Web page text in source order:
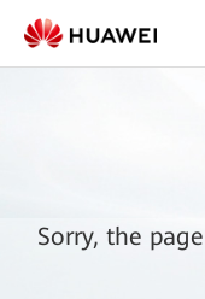
Sorry, the